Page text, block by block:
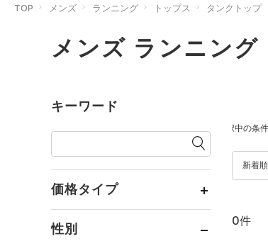
TOP メンズ ランニング トップス タンクトップ
メンズ ランニン
キーワード
価格タイプ
性別
新着順
選択中の条件
0件